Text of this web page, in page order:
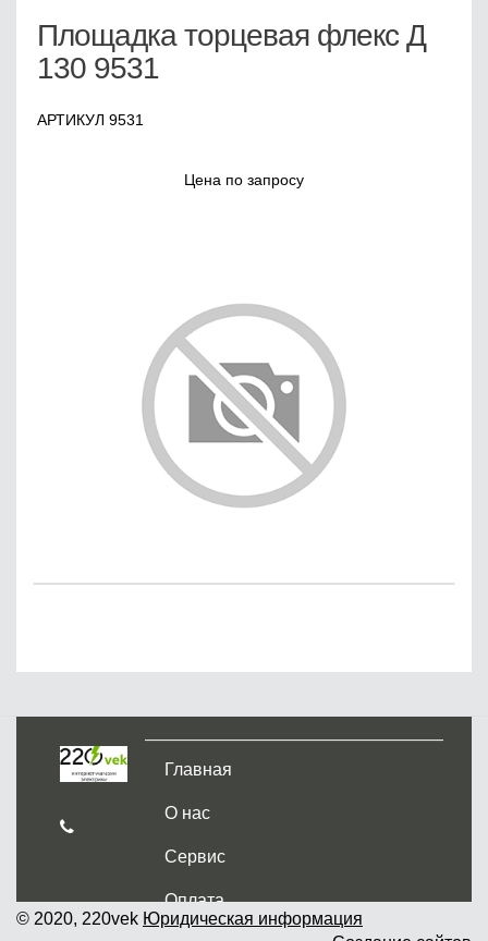
Площадка торцевая флекс Д
130 9531
АРТИКУЛ 9531
Цена по запросу
Главная
О нас
Сервис
Оплата
© 2020, 220vek Юридическая информация